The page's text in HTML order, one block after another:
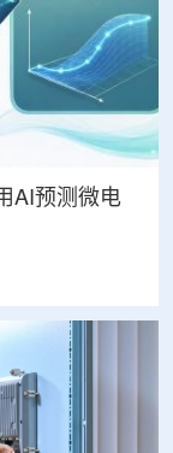
AI预测微电